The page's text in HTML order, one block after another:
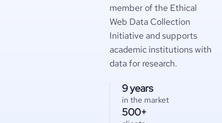
member of the Ethical
Web Data Collection
Initiative and supports
academic institutions with
data for research.
9 years
in the market
500+